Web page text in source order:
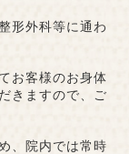
形外科等に通わ
お客様のお身体
きますので、ご
、院内では常時